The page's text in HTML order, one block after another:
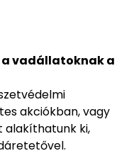
vadállatoknak a
akciókban, vagy
ki,